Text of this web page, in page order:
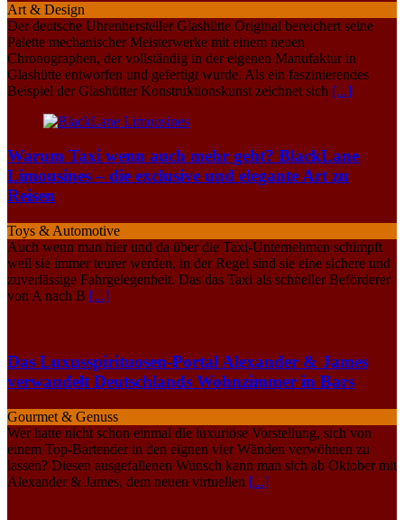
Art & Design
Der deutsche Uhrenhersteller Glashütte Original bereichert seine
Palette mechanischer Meisterwerke mit einem neuen
Chronographen, der vollständig in der eigenen Manufaktur in
Glashütte entworfen und gefertigt wurde. Als ein faszinierendes
Beispiel der Glashütter Konstruktionskunst zeichnet sich [...]
Warum Taxi wenn auch mehr geht? BlackLane
Limousines – die exclusive und elegante Art zu
Reisen
Toys & Automotive
Auch wenn man hier und da über die Taxi-Unternehmen schimpft
weil sie immer teurer werden, in der Regel sind sie eine sichere und
zuverlässige Fahrgelegenheit. Das das Taxi als schneller Beförderer
von A nach B [...]
Das Luxusspirituosen-Portal Alexander & James
verwandelt Deutschlands Wohnzimmer in Bars
Gourmet & Genuss
Wer hatte nicht schon einmal die luxuriöse Vorstellung, sich von
einem Top-Bartender in den eignen vier Wänden verwöhnen zu
lassen? Diesen ausgefallenen Wunsch kann man sich ab Oktober mit
Alexander & James, dem neuen virtuellen [...]